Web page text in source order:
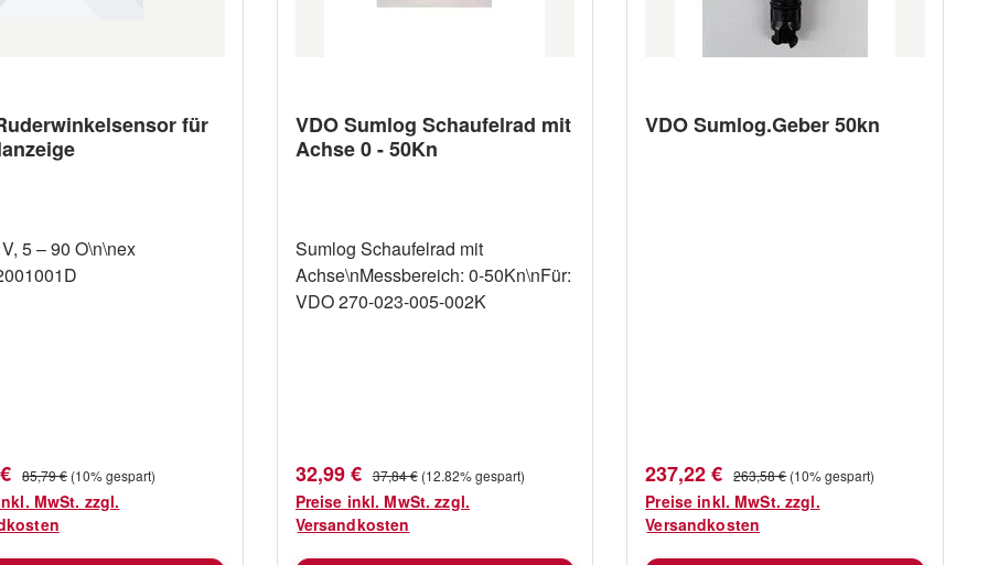
für
5 – 90 O\n\nex
Regulärer Preis:
85,79 € (10% gespart)
MwSt. zzgl.
VDO Sumlog Schaufelrad mit
Achse 0 - 50Kn
Sumlog Schaufelrad mit
Achse\nMessbereich: 0-50Kn\nFür:
VDO 270-023-005-002K
Verkaufspreis:
32,99 € Regulärer Preis:
37,84 € (12.82% gespart)
Preise inkl. MwSt. zzgl.
Versandkosten
VDO Sumlog.Geber 50kn
Verkaufspreis:
237,22 € Regulärer Preis:
263,58 € (10% gespart)
Preise inkl. MwSt. zzgl.
Versandkosten